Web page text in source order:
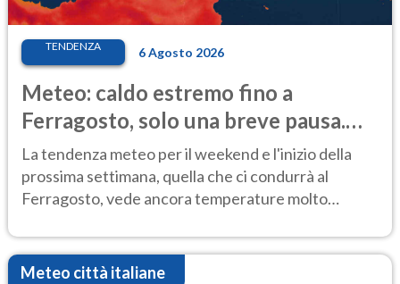
TENDENZA 6 Agosto 2026
Meteo: caldo estremo fino a
Ferragosto, solo una breve pausa.
Ecco dove
La tendenza meteo per il weekend e l'inizio della
prossima settimana, quella che ci condurrà al
Ferragosto, vede ancora temperature molto
Meteo città italiane